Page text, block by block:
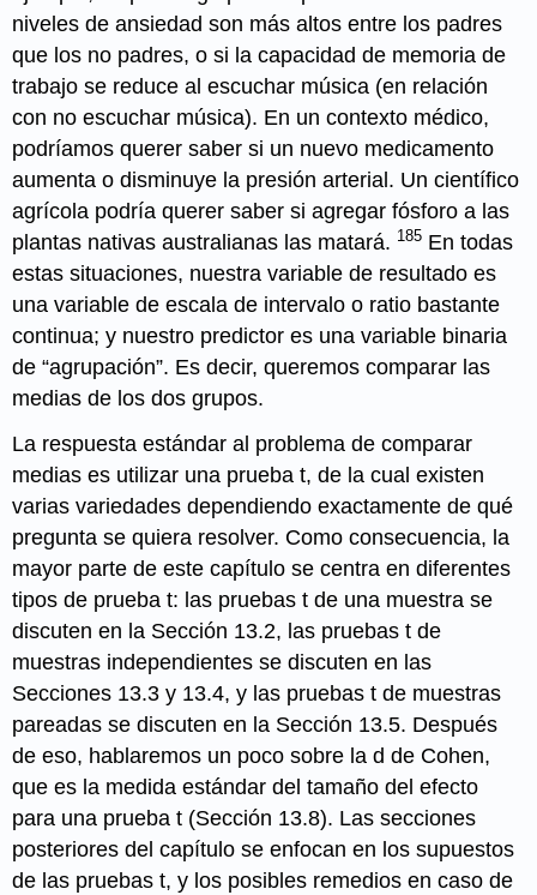
niveles de ansiedad son más altos entre los padres
que los no padres, o si la capacidad de memoria de
trabajo se reduce al escuchar música (en relación
con no escuchar música). En un contexto médico,
podríamos querer saber si un nuevo medicamento
aumenta o disminuye la presión arterial. Un científico
agrícola podría querer saber si agregar fósforo a las
plantas nativas australianas las matará. 185 En todas
estas situaciones, nuestra variable de resultado es
una variable de escala de intervalo o ratio bastante
continua; y nuestro predictor es una variable binaria
de “agrupación”. Es decir, queremos comparar las
medias de los dos grupos.
La respuesta estándar al problema de comparar
medias es utilizar una prueba t, de la cual existen
varias variedades dependiendo exactamente de qué
pregunta se quiera resolver. Como consecuencia, la
mayor parte de este capítulo se centra en diferentes
tipos de prueba t: las pruebas t de una muestra se
discuten en la Sección 13.2, las pruebas t de
muestras independientes se discuten en las
Secciones 13.3 y 13.4, y las pruebas t de muestras
pareadas se discuten en la Sección 13.5. Después
de eso, hablaremos un poco sobre la d de Cohen,
que es la medida estándar del tamaño del efecto
para una prueba t (Sección 13.8). Las secciones
posteriores del capítulo se enfocan en los supuestos
de las pruebas t, y los posibles remedios en caso de